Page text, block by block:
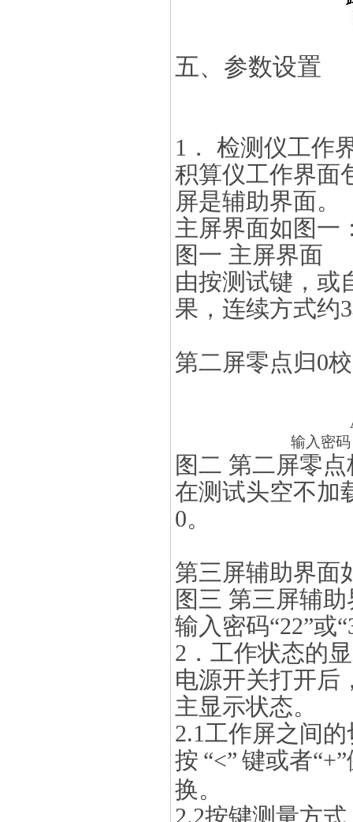
五、参数设置
1． 检测仪工作
积算仪工作界面
屏是辅助界面。
主屏界面如图一
图一 主屏界面
由按测试键，或
果，连续方式约
第二屏零点归0
输入密
图二 第二屏零
在测试头空不加
0。
第三屏辅助界面
图三 第三屏辅
输入密码“22”或
2．工作状态的
电源开关打开后
主显示状态。
2.1工作屏之间
按 “<” 键或者
换。
2.2按键测量方式